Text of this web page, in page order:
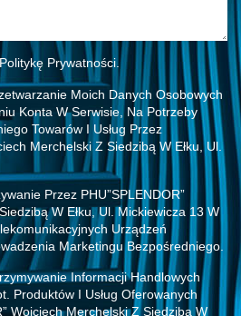
Prywatności.
Moich Danych Osobowych
Konta W Serwisie, Na Potrzeby
Towarów I Usług Przez
Merchelski Z Siedzibą W Ełku, Ul.
Przez PHU”SPLENDOR”
W Ełku, Ul. Mickiewicza 13 W
Urządzeń
Marketingu Bezpośredniego.
Informacji Handlowych
Produktów I Usług Oferowanych
Wojciech Merchelski Z Siedzibą W